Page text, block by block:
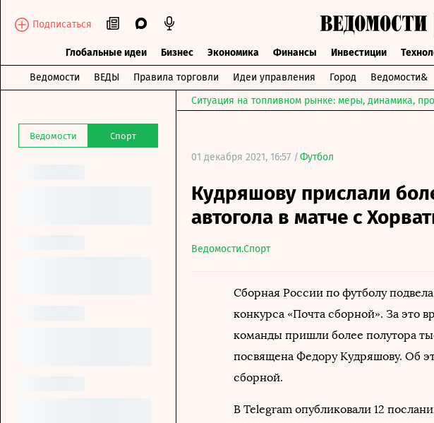
Подписаться
Глобальные идеи Бизнес Экономика Финансы Инвестиции
Ведомости ВЕДЫ Правила торговли Идеи управления Город Ведомости&
Ведомости Спорт
Ситуация на топливном рынке: меры, динамика,
01 декабря 2021, 16:57 /Футбол
Кудряшову прислали
автогола в матче с
Ведомости.Спорт
Сборная России по футболу
конкурса «Почта сборной». За это
команды пришли более полутора
посвящена Федору Кудряшову. Об
сборной.
В Telegram опубликовали 12